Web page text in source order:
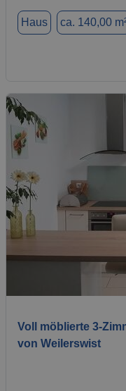
Haus ca. 140,00
Voll möblierte 3-
von Weilerswist